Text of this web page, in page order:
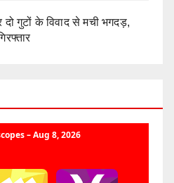
दो गुटों के विवाद से मची भगदड़,